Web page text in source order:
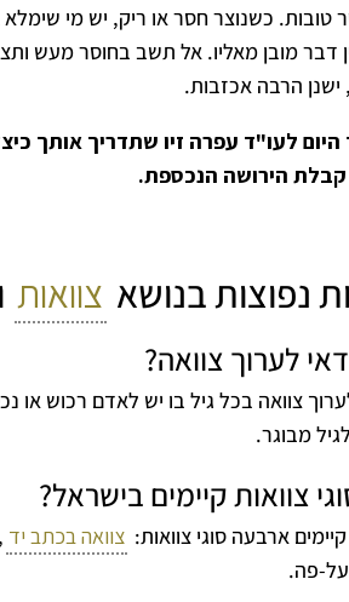
טובות. כשנוצר חסר או ריק, יש מי
דבר מובן מאליו. אל תשב בחוסר מעש
הרבה אכזבות.
היום לעו"ד עפרה זיו שתדריך אותך
הירושה הנכספת.
נפוצות בנושא צוואות
לערוך צוואה?
צוואה בכל גיל בו יש לאדם רכוש או
מבוגר.
צוואות קיימים בישראל?
ארבעה סוגי צוואות: צוואה בכתב יד ,
פה.